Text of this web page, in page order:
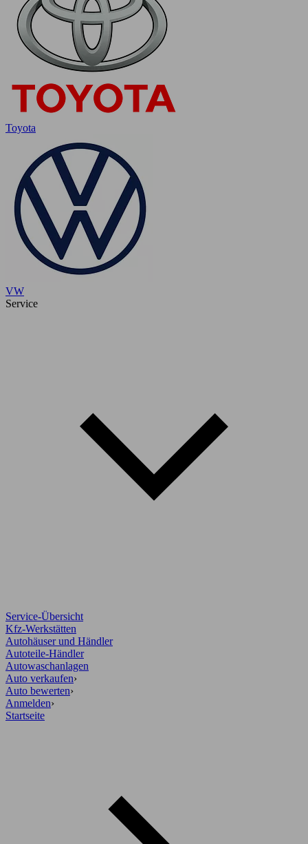
Toyota
VW
Service
Service-Übersicht
Kfz-Werkstätten
Autohäuser und Händler
Autoteile-Händler
Autowaschanlagen
Auto verkaufen›
Auto bewerten›
Anmelden›
Startseite